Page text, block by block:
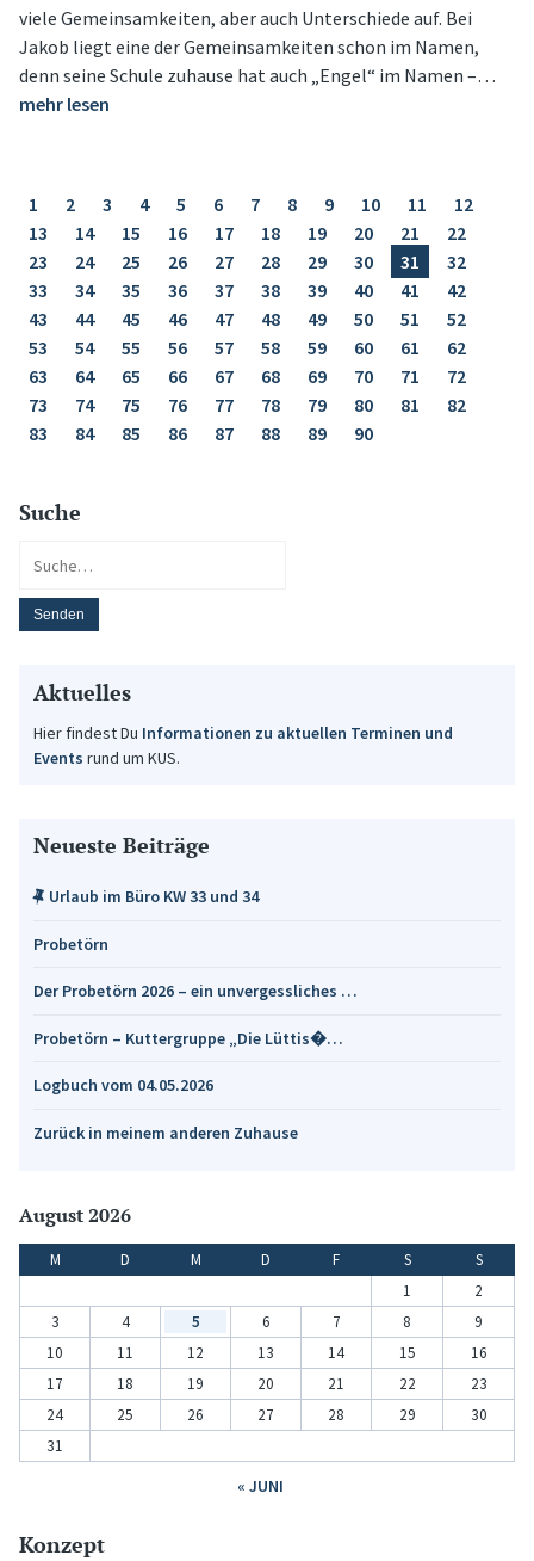
viele Gemeinsamkeiten, aber auch Unterschiede auf. Bei
Jakob liegt eine der Gemeinsamkeiten schon im Namen,
denn seine Schule zuhause hat auch „Engel“ im Namen –…
mehr lesen
1 2 3 4 5 6 7 8 9 10 11
12
13
14 15 16 17 18 19 20 21
22
23
24 25 26 27 28 29 30 31
32
33
34 35 36 37 38 39 40 41
42
43
44 45 46 47 48 49 50 51
52
53
54 55 56 57 58 59 60 61
62
63
64 65 66 67 68 69 70 71
72
73
74 75 76 77 78 79 80 81
82
83
84 85 86 87 88 89 90
Suche
Aktuelles
Hier findest Du Informationen zu aktuellen Terminen und
Events rund um KUS.
Neueste Beiträge
Urlaub im Büro KW 33 und 34
Probetörn
Der Probetörn 2026 – ein unvergessliches …
Probetörn – Kuttergruppe „Die Lüttis�…
Logbuch vom 04.05.2026
Zurück in meinem anderen Zuhause
August 2026
M D M D F S
S
1
2
3
4 5 6 7 8
9
10
11 12 13 14 15
16
17
18 19 20 21 22
23
24
25 26 27 28 29
30
31
« JUNI
Konzept